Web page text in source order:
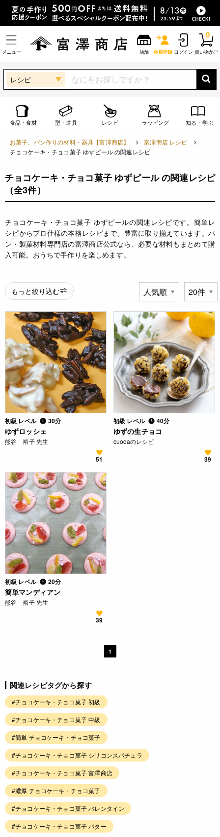
メニュー 店舗 会員登録 ログイン 買い物かご
0
レシピ
食品・食材 型・道具 レシピ ラッピング 知る・学ぶ
お菓子、パン作りの材料・器具【富澤商店】
富澤商店 レシピ
チョコケーキ・チョコ菓子 ゆずピール の関連レシピ
チョコケーキ・チョコ菓子 ゆずピール の関連レシピ
（全3件）
チョコケーキ・チョコ菓子 ゆずピールの関連レシピです。簡単レ
シピからプロ仕様の本格レシピまで、豊富に取り揃えています。パ
ン・製菓材料専門店の富澤商店公式なら、必要な材料もまとめて購
入可能。おうちで手作りを楽しめます。
もっと絞り込む
初級 レベル 30分
ゆずロッシェ
熊谷 裕子 先生
51
初級 レベル 40分
ゆずの生チョコ
cuocaのレシピ
39
初級 レベル 20分
簡単マンディアン
熊谷 裕子 先生
39
1
関連レシピタグから探す
#チョコケーキ・チョコ菓子 初級
#チョコケーキ・チョコ菓子 中級
#簡単 チョコケーキ・チョコ菓子
#チョコケーキ・チョコ菓子 シリコンスパチュラ
#チョコケーキ・チョコ菓子 富澤商店
#濃厚 チョコケーキ・チョコ菓子
#チョコケーキ・チョコ菓子 バレンタイン
#チョコケーキ・チョコ菓子 バター